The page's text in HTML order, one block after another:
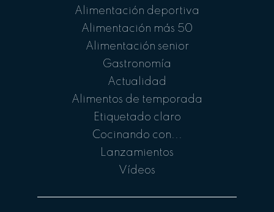
Alimentación deportiva
Alimentación más 50
Alimentación senior
Gastronomía
Actualidad
Alimentos de temporada
Etiquetado claro
Cocinando con...
Lanzamientos
Vídeos